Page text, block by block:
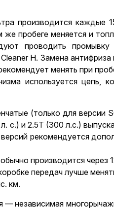
производится
пробеге меняется и
проводить промывку
Н. Замена антифриза
менять при
используется
(только для
с.) и 2.5Т (300 л.с.)
рекомендуется
производится
передач лучше
км.
независимая